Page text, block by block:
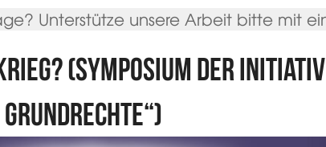
Unterstütze unsere Arbeit bitte mit
(Symposium der